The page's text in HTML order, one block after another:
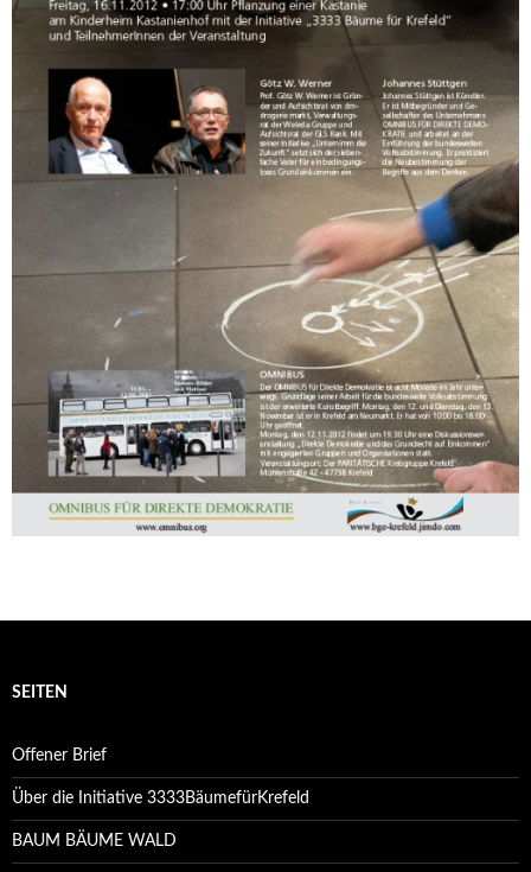
SEITEN
Offener Brief
Über die Initiative 3333BäumefürKrefeld
BAUM BÄUME WALD